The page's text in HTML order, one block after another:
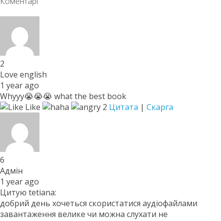
2
Love english
1 year ago
Whyyy😭😭😭 what the best book
Like
2 Цитата | Скарга
6
Адмін
1 year ago
Цитую tetiana:
добрий день хочеться скористатися аудіофайлами
завантаження велике чи можна слухати не